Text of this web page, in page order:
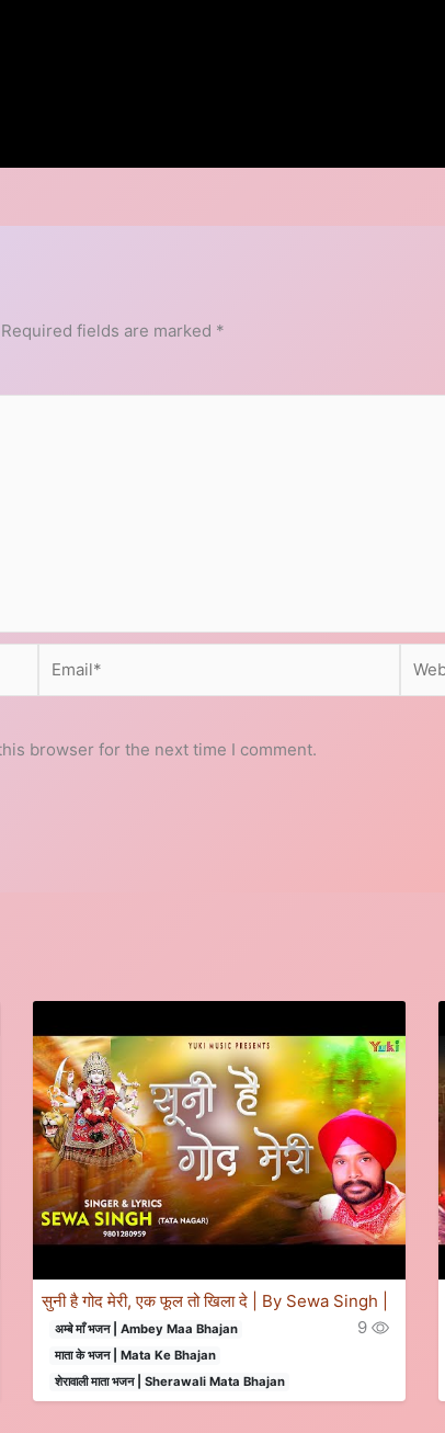
Required fields are marked *
browser for the next time I comment.
सुनी है गोद मेरी, एक फूल तो खिला दे | By Sewa Singh |
अम्बे माँ भजन | Ambey Maa Bhajan
माता के भजन | Mata Ke Bhajan
शेरावाली माता भजन | Sherawali Mata Bhajan
9